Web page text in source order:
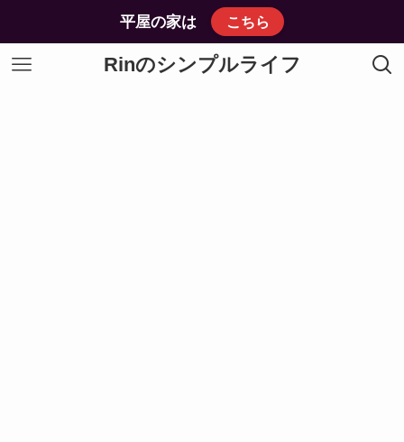
平屋の家は こちら
Rinのシンプルライフ